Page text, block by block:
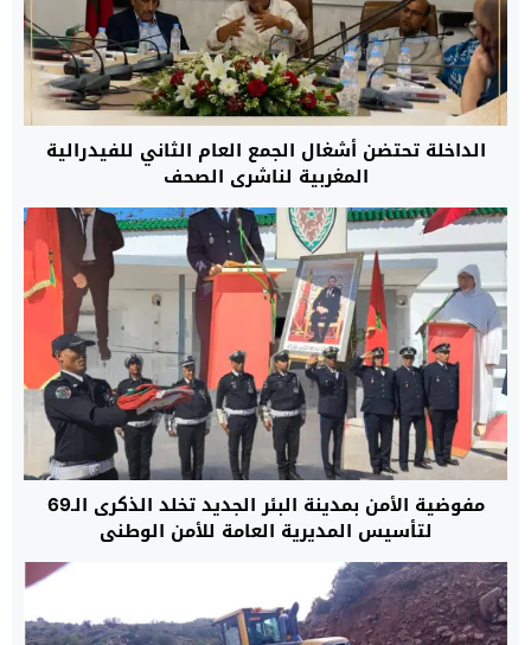
الداخلة تحتضن أشغال الجمع العام الثاني للفيدرالية
المغربية لناشري الصحف
مفوضية الأمن بمدينة البئر الجديد تخلد الذكرى الـ69
لتأسيس المديرية العامة للأمن الوطني